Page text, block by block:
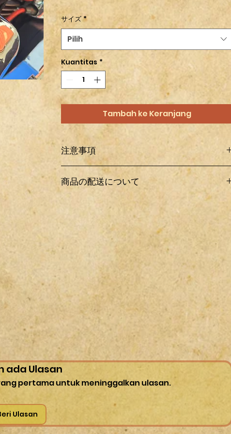
サイズ *
Pilih
Kuantitas *
Tambah ke Keranjang
注意事項
輸入パーツ及びワンオフ製作したものなので梱包中や配
送中に多少の傷、汚れや変更点など記載および撮影され
ている箇所以外にもある場合がありますので、その辺り
もあらかじめご了承下さい。
恐れ入りますが、買ったけど取り付け出来ない・間違っ
て購入などの理由があってもノークレーム・ノーリター
ンとさせていただきます。
又、日米カスタムパーツには取付に工夫を要する場合が
ございますので
当社では適合流用などの個別のご質問にはお答えできま
ご理解の程宜しくお願い致します。
商品の配送について
日本国内の配送は全て着払いとなります。
料金は商品情報欄の配送料金をクリックして下さい。
基本、新品パーツに関しては箱詰めでの発送ですが、そ
れ以外での梱包方法では送料の負担を抑える為、気泡緩
衝材（エアキャップ）で包んで発送する場合も御座いま
すのでご了承下さい。
段ボール発送の場合、気泡緩衝材と比べ梱包サイズが
大きくなります。その為、送料が高くなる可能性がござ
いますので、その場合はご理解の程宜しくお願い致しま
す。
発送途中での破損紛失につきましては一切保証致しま
せん。予めご了承下さい。
沖縄・北海道など航空機で運送する場所ではガスタン
ク・その他オイル使用部品は、発送できませんのでご了
ada Ulasan
pertama untuk meninggalkan ulasan.
Ulasan